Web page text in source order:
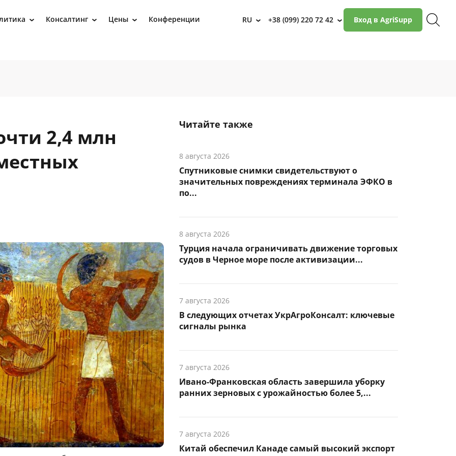
› Консалтинг › Цены › Конференции RU › +38 (099) 220 72 42 › Вход в AgriSupp
2,4 млн
Читайте также
8 августа 2026
Спутниковые снимки свидетельствуют о
значительных повреждениях терминала ЭФКО в
по...
8 августа 2026
Турция начала ограничивать движение торговых
судов в Черное море после активизации...
7 августа 2026
В следующих отчетах УкрАгроКонсалт: ключевые
сигналы рынка
7 августа 2026
Ивано-Франковская область завершила уборку
ранних зерновых с урожайностью более 5,...
7 августа 2026
Китай обеспечил Канаде самый высокий экспорт